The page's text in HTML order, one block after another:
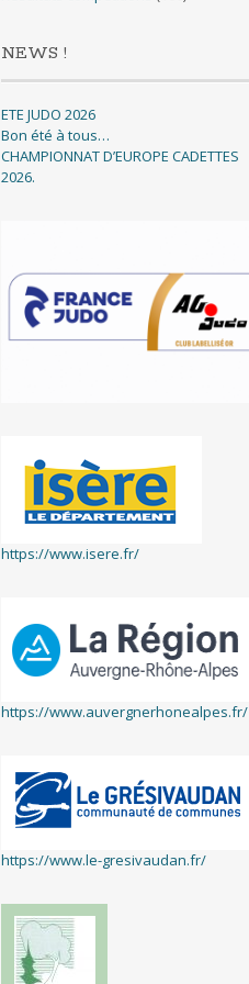
NEWS !
ETE JUDO 2026
Bon été à tous…
CHAMPIONNAT D’EUROPE CADETTES
2026.
https://www.isere.fr/
https://www.auvergnerhonealpes.fr/
https://www.le-gresivaudan.fr/